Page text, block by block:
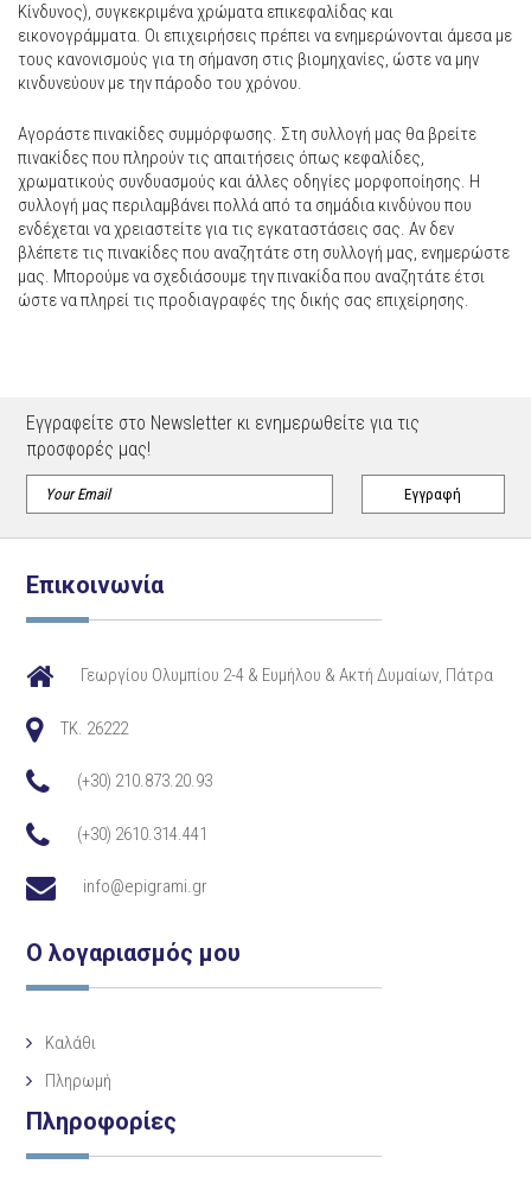
Κίνδυνος), συγκεκριμένα χρώματα επικεφαλίδας και
εικονογράμματα. Οι επιχειρήσεις πρέπει να ενημερώνονται άμεσα με
τους κανονισμούς για τη σήμανση στις βιομηχανίες, ώστε να μην
κινδυνεύουν με την πάροδο του χρόνου.
Αγοράστε πινακίδες συμμόρφωσης. Στη συλλογή μας θα βρείτε
πινακίδες που πληρούν τις απαιτήσεις όπως κεφαλίδες,
χρωματικούς συνδυασμούς και άλλες οδηγίες μορφοποίησης. Η
συλλογή μας περιλαμβάνει πολλά από τα σημάδια κινδύνου που
ενδέχεται να χρειαστείτε για τις εγκαταστάσεις σας. Αν δεν
βλέπετε τις πινακίδες που αναζητάτε στη συλλογή μας, ενημερώστε
μας. Μπορούμε να σχεδιάσουμε την πινακίδα που αναζητάτε έτσι
ώστε να πληρεί τις προδιαγραφές της δικής σας επιχείρησης.
Εγγραφείτε στο Newsletter κι ενημερωθείτε για τις
προσφορές μας!
Επικοινωνία
Γεωργίου Ολυμπίου 2-4 & Ευμήλου & Ακτή Δυμαίων, Πάτρα
TK. 26222
(+30) 210.873.20.93
(+30) 2610.314.441
info@epigrami.gr
Ο λογαριασμός μου
Καλάθι
Πληρωμή
Πληροφορίες